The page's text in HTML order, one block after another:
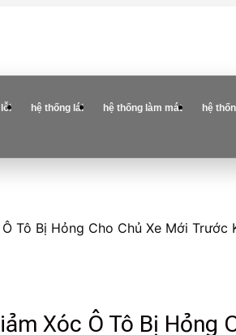
hệ thống lái hệ thống làm mát hệ
Tô Bị Hỏng Cho Chủ Xe Mới Trước
Xóc Ô Tô Bị Hỏng